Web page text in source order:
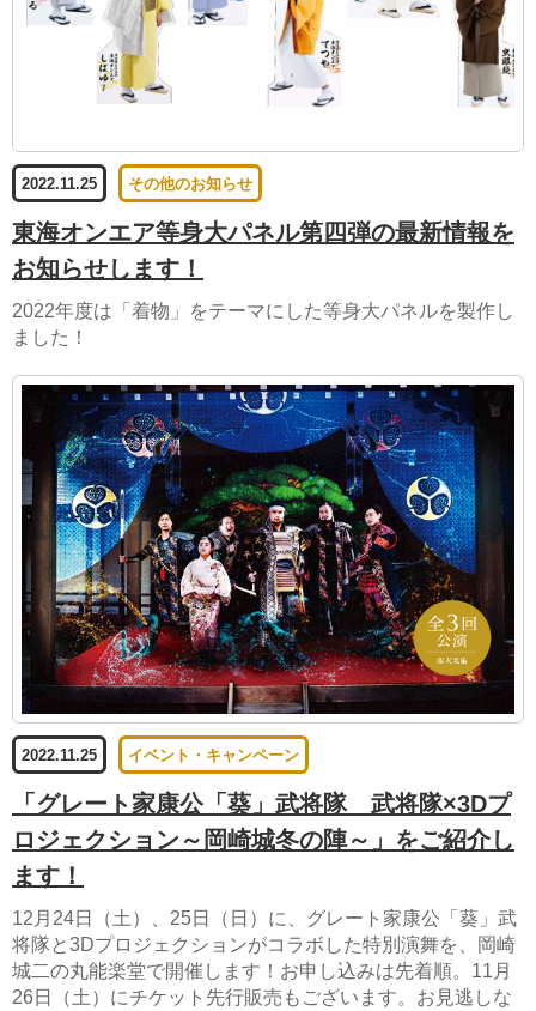
2022.11.25 その他のお知らせ
東海オンエア等身大パネル第四弾の最新情報を
お知らせします！
2022年度は「着物」をテーマにした等身大パネルを製作し
ました！
2022.11.25 イベント・キャンペーン
「グレート家康公「葵」武将隊 武将隊×3Dプ
ロジェクション～岡崎城冬の陣～」をご紹介し
ます！
12月24日（土）、25日（日）に、グレート家康公「葵」武
将隊と3Dプロジェクションがコラボした特別演舞を、岡崎
城二の丸能楽堂で開催します！お申し込みは先着順。11月
26日（土）にチケット先行販売もございます。お見逃しな